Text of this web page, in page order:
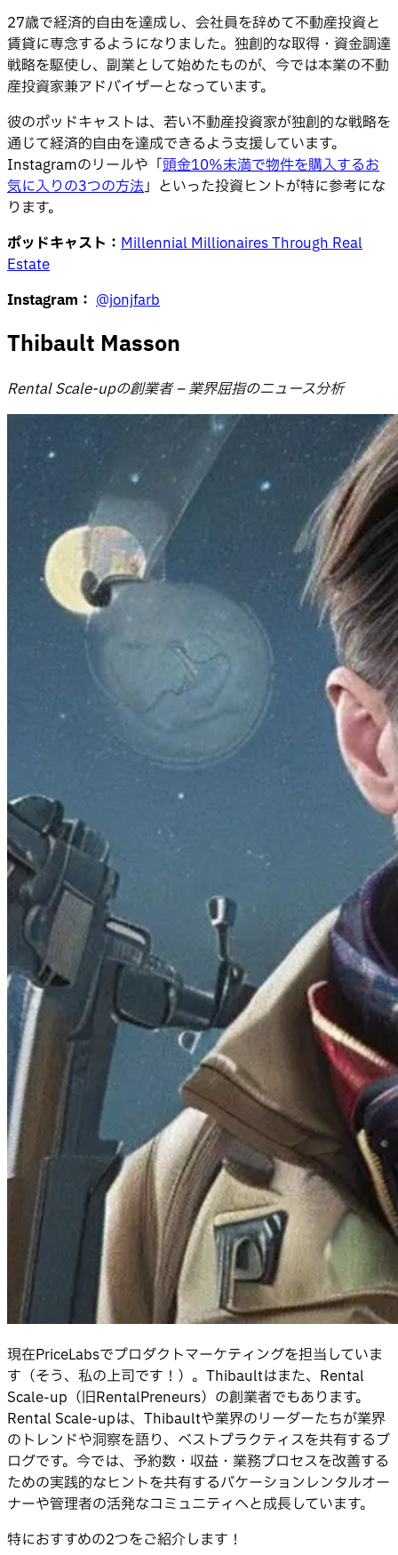
27歳で経済的自由を達成し、会社員を辞めて不動産投資と
賃貸に専念するようになりました。独創的な取得・資金調達
戦略を駆使し、副業として始めたものが、今では本業の不動
産投資家兼アドバイザーとなっています。
彼のポッドキャストは、若い不動産投資家が独創的な戦略を
通じて経済的自由を達成できるよう支援しています。
Instagramのリールや「頭金10%未満で物件を購入するお
気に入りの3つの方法」といった投資ヒントが特に参考にな
ります。
ポッドキャスト： Millennial Millionaires Through Real
Estate
Instagram： @jonjfarb
Thibault Masson
Rental Scale-upの創業者 – 業界屈指のニュース分析
現在PriceLabsでプロダクトマーケティングを担当していま
す（そう、私の上司です！）。Thibaultはまた、Rental
Scale-up（旧RentalPreneurs）の創業者でもあります。
Rental Scale-upは、Thibaultや業界のリーダーたちが業界
のトレンドや洞察を語り、ベストプラクティスを共有するブ
ログです。今では、予約数・収益・業務プロセスを改善する
ための実践的なヒントを共有するバケーションレンタルオー
ナーや管理者の活発なコミュニティへと成長しています。
特におすすめの2つをご紹介します！